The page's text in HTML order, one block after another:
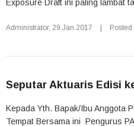
Exposure Draft ini paling lambat
Administrator, 29.Jan.2017 Posted
Seputar Aktuaris Edisi
Kepada Yth. Bapak/Ibu Anggota
Tempat Bersama ini Pengurus